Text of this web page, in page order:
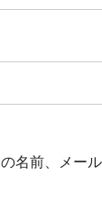
名前、メー